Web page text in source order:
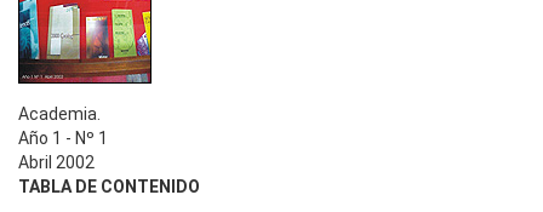
Academia.
Año 1 - Nº 1
Abril 2002
TABLA DE CONTENIDO